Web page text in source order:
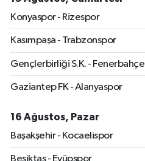
Konyaspor - Rizespor
Kasımpaşa - Trabzonspor
Gençlerbirliği S.K. - Fenerbahçe
Gaziantep FK - Alanyaspor
16 Ağustos, Pazar
Başakşehir - Kocaelispor